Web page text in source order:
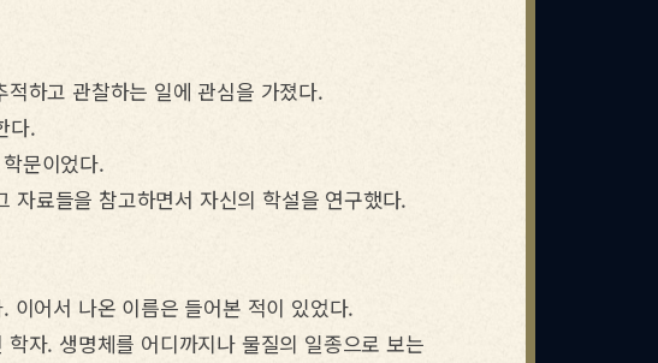
하고 관찰하는 일에 관심을 가졌다.
다.
문이었다.
자료들을 참고하면서 자신의 학설을 연구했다.
이어서 나온 이름은 들어본 적이 있었다.
자. 생명체를 어디까지나 물질의 일종으로 보는